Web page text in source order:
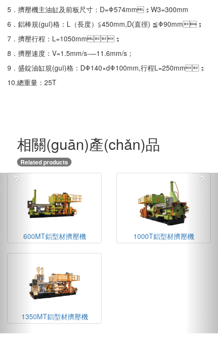
5．擠壓機主油缸及前板尺寸：D=Φ574mm；W3=300mm
6．鋁棒規(guī)格：L（長度）≦450mm,D(直徑) ≦Φ90mm；
7．擠壓行程：L=1050mm；
8．擠壓速度：V=1.5mm/s-—11.6mm/s；
9．盛錠油缸規(guī)格：DΦ140×dΦ100mm,行程L=250mm；
10.總重量：25T
相關(guān)產(chǎn)品
Related products
600MT鋁型材擠壓機 1000T鋁型材擠壓機
1350MT鋁型材擠壓機
? ?